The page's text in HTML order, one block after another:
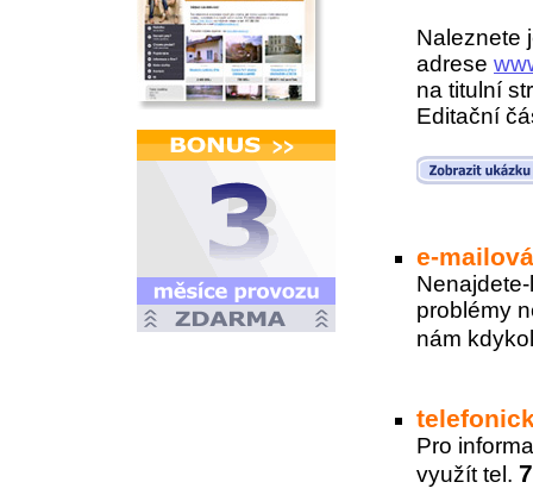
Naleznete
adrese
na titulní
Editační
e-
problémy
nám
Pro
využít tel.